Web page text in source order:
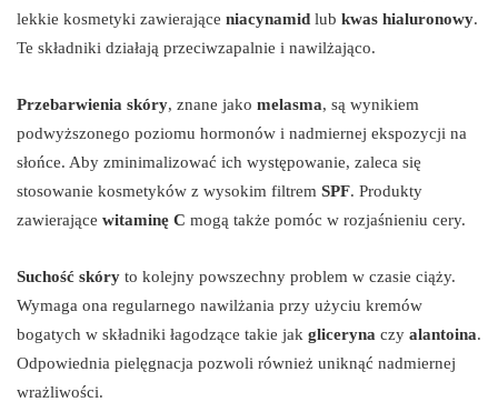
lekkie kosmetyki zawierające niacynamid lub kwas hialuronowy.
Te składniki działają przeciwzapalnie i nawilżająco.
Przebarwienia skóry, znane jako melasma, są wynikiem
podwyższonego poziomu hormonów i nadmiernej ekspozycji na
słońce. Aby zminimalizować ich występowanie, zaleca się
stosowanie kosmetyków z wysokim filtrem SPF. Produkty
zawierające witaminę C mogą także pomóc w rozjaśnieniu cery.
Suchość skóry to kolejny powszechny problem w czasie ciąży.
Wymaga ona regularnego nawilżania przy użyciu kremów
bogatych w składniki łagodzące takie jak gliceryna czy alantoina.
Odpowiednia pielęgnacja pozwoli również uniknąć nadmiernej
wrażliwości.